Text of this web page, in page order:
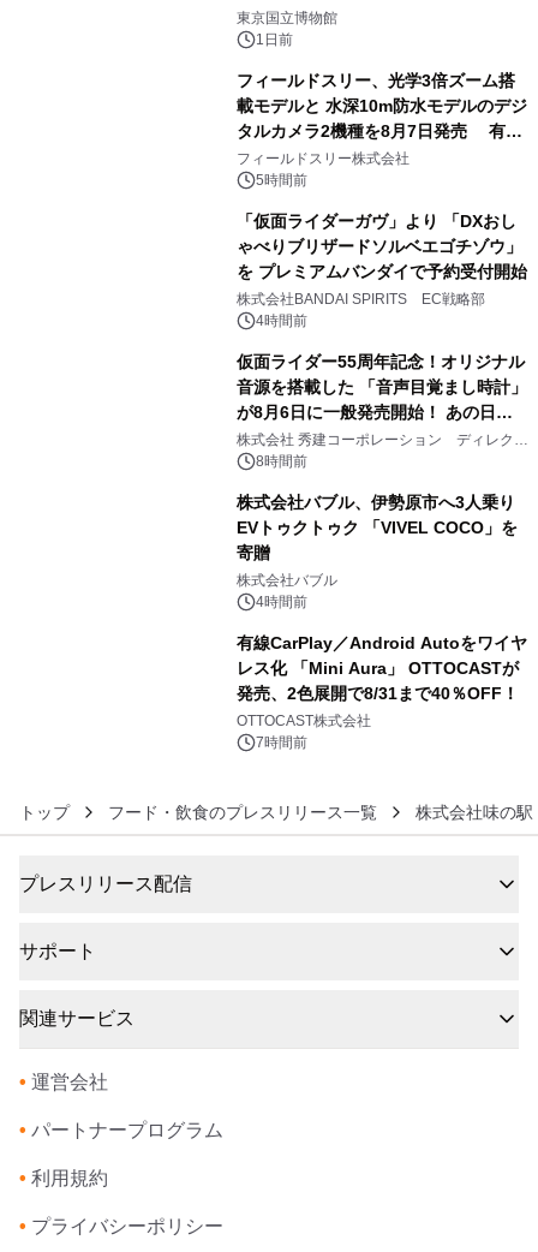
東京国立博物館
1日前
フィールドスリー、光学3倍ズーム搭
載モデルと 水深10m防水モデルのデジ
タルカメラ2機種を8月7日発売 有効
約1300万画素、用途別に選べるコンデ
ジ新登場
フィールドスリー株式会社
5時間前
「仮面ライダーガヴ」より 「DXおし
ゃべりブリザードソルベエゴチゾウ」
を プレミアムバンダイで予約受付開始
株式会社BANDAI SPIRITS EC戦略部
4時間前
仮面ライダー55周年記念！オリジナル
音源を搭載した 「音声目覚まし時計」
が8月6日に一般発売開始！ あの日の
大興奮が今甦る
株式会社 秀建コーポレーション ディレクト
アートギャラリー
8時間前
株式会社バブル、伊勢原市へ3人乗り
EVトゥクトゥク 「VIVEL COCO」を
寄贈
株式会社バブル
4時間前
有線CarPlay／Android Autoをワイヤ
レス化 「Mini Aura」 OTTOCASTが
発売、2色展開で8/31まで40％OFF！
OTTOCAST株式会社
7時間前
トップ フード・飲食のプレスリリース一覧 株式会社味の駅
プレスリリース配信
サポート
関連サービス
• 運営会社
• パートナープログラム
• 利用規約
• プライバシーポリシー